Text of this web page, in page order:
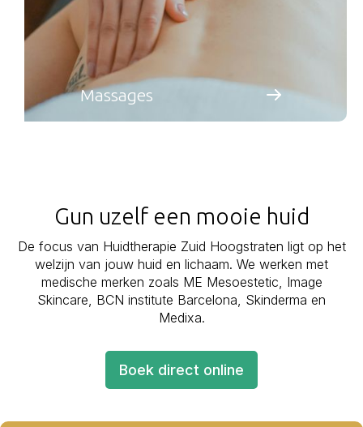
Massages
Gun uzelf een mooie huid
De focus van Huidtherapie Zuid Hoogstraten ligt op het
welzijn van jouw huid en lichaam. We werken met
medische merken zoals ME Mesoestetic, Image
Skincare, BCN institute Barcelona, Skinderma en
Medixa.
Boek direct online